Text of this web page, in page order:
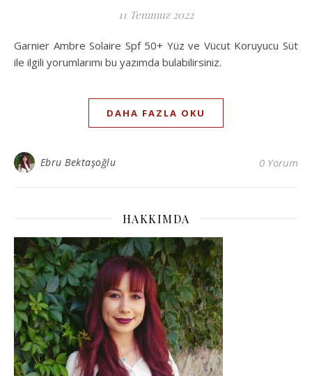
11 Temmuz 2022
Garnier Ambre Solaire Spf 50+ Yüz ve Vücut Koruyucu Süt
ile ilgili yorumlarımı bu yazımda bulabilirsiniz.
DAHA FAZLA OKU
Ebru Bektaşoğlu 0 Yorum
HAKKIMDA